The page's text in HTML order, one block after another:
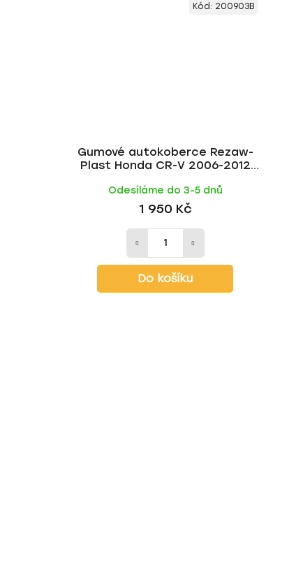
Gumové autokoberce Rezaw-
Plast Honda CR-V 2006-2012
Odesíláme do 3-5 dnů
1 950 Kč
Do košíku
Kód: 200903B